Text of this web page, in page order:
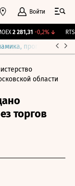
Войти
2 281,31 -0,2%↓ RTSI
прогнозы
области
торгов